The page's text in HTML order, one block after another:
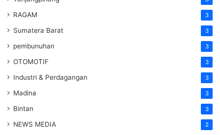
RAGAM 3
Sumatera Barat 3
pembunuhan 3
OTOMOTIF 3
Industri & Perdagangan 3
Madina 3
Bintan 3
NEWS MEDIA 2